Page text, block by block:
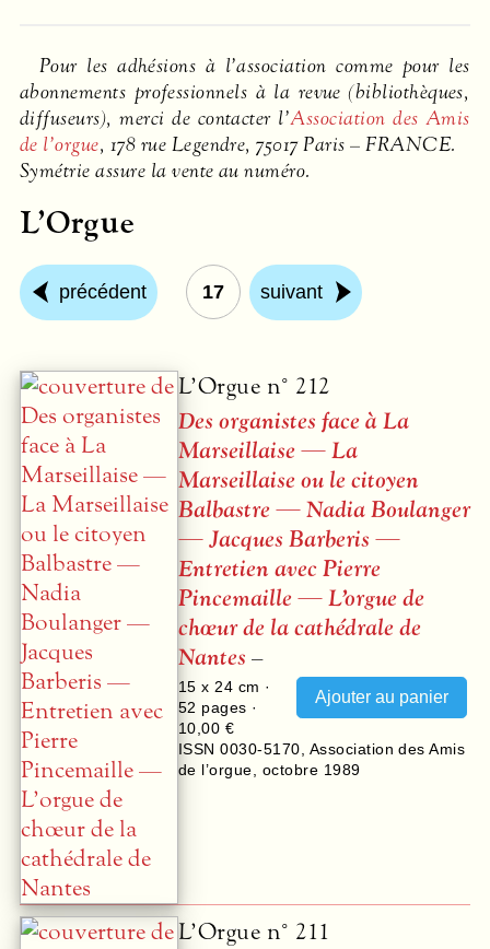
Pour les adhésions à l’association comme pour les
abonnements professionnels à la revue (bibliothèques,
diffuseurs), merci de contacter l’Association des Amis
de l’orgue, 178 rue Legendre, 75017 Paris –FRANCE.
Symétrie assure la vente au numéro.
L’Orgue
précédent 17 suivant
L’Orgue n° 212
Des organistes face à La
Marseillaise — La
Marseillaise ou le citoyen
Balbastre — Nadia Boulanger
— Jacques Barberis —
Entretien avec Pierre
Pincemaille — L’orgue de
chœur de la cathédrale de
Nantes –
15 x 24 cm ·
52 pages ·
10,00 €
ISSN 0030-5170 Association des Amis
de l’orgue
octobre 1989
L’Orgue n° 211